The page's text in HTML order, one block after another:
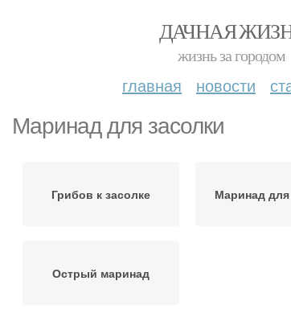
ДАЧНАЯ
жизнь за городом
главная новости
Маринад для засолки
Грибов к засолке Маринад
Острый маринад